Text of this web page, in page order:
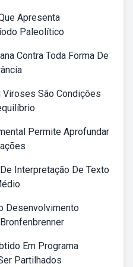
Apresenta
Paleolítico
Contra Toda Forma De
São Condições
Permite Aprofundar
Interpretação De Texto
Desenvolvimento
Em Programa
Partilhados